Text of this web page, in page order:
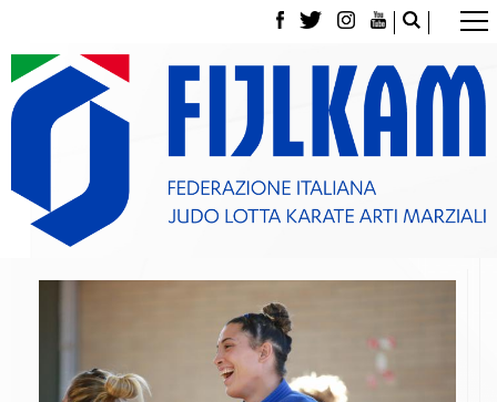
La Federazione
Tesseramento
Contatti
Norme e modulistica Affiliazioni e Tesseramenti
Classifica Società Sportive con più di 100 atleti
tesserati
Gare e Risultati
Archivio eventi
Dove siamo
Media
Partners
Trasparenza